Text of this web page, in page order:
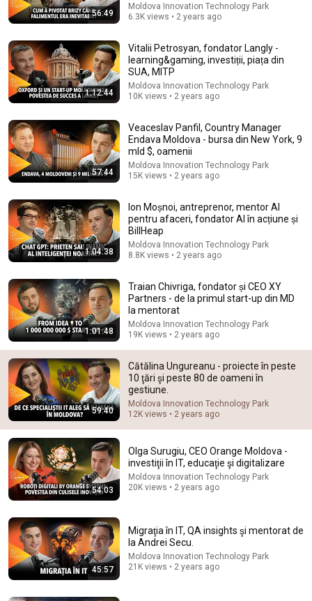
The French Do Not Care About Work
Trevor Noah • 3.2M views
PALEOLOGU PODCAST FINALE
Doctor Mihail
New 25K views
Vlog cu IHATEPINK Grecia 2026 ca in 2016!
IHATEPINK
56:49
Moldova Innovation Technology Park
6.3K views • 2 years ago
1:12:44
Vitalii Petrosyan, fondator Langly -
learning&gaming, investiții, piața din
SUA, MITP
Moldova Innovation Technology Park
10K views • 2 years ago
57:44
Veaceslav Panfil, Country Manager
Endava Moldova - bursa din New York, 9
mld $, oamenii
Moldova Innovation Technology Park
15K views • 2 years ago
1:04:38
Ion Moșnoi, antreprenor, mentor AI
pentru afaceri, fondator AI în acțiune și
BillHeap
Moldova Innovation Technology Park
8.8K views • 2 years ago
1:01:48
Traian Chivriga, fondator și CEO XY
Partners - de la primul start-up din MD
la mentorat
Moldova Innovation Technology Park
19K views • 2 years ago
59:40
Cătălina Ungureanu - proiecte în peste
10 ţări şi peste 80 de oameni în
gestiune.
Moldova Innovation Technology Park
12K views • 2 years ago
54:03
Olga Surugiu, CEO Orange Moldova -
investiţii în IT, educaţie şi digitalizare
Moldova Innovation Technology Park
20K views • 2 years ago
45:57
Migraţia în IT, QA insights şi mentorat de
la Andrei Secu.
Moldova Innovation Technology Park
21K views • 2 years ago